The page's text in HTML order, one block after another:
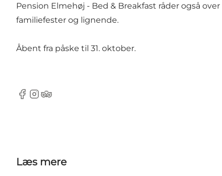
Pension Elmehøj - Bed & Breakfast råder også
familiefester og lignende.
Åbent fra påske til 31. oktober.
Facebook
Instagram
TripAdvisor
Læs mere